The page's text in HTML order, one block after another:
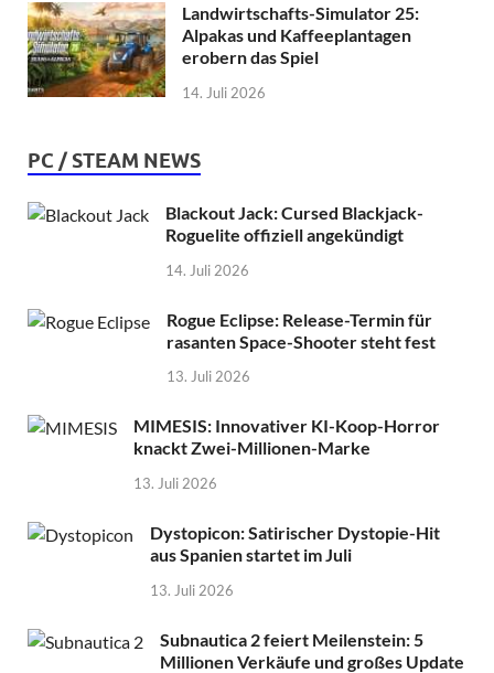
Landwirtschafts-Simulator 25:
Alpakas und Kaffeeplantagen
erobern das Spiel
14. Juli 2026
PC / STEAM NEWS
Blackout Jack: Cursed Blackjack-
Roguelite offiziell angekündigt
14. Juli 2026
Rogue Eclipse: Release-Termin für
rasanten Space-Shooter steht fest
13. Juli 2026
MIMESIS: Innovativer KI-Koop-Horror
knackt Zwei-Millionen-Marke
13. Juli 2026
Dystopicon: Satirischer Dystopie-Hit
aus Spanien startet im Juli
13. Juli 2026
Subnautica 2 feiert Meilenstein: 5
Millionen Verkäufe und großes Update